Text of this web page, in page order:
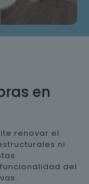
en
renovar el
ni
del